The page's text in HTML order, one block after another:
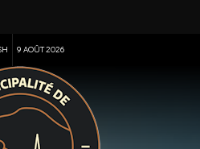
9 AOÛT 2026